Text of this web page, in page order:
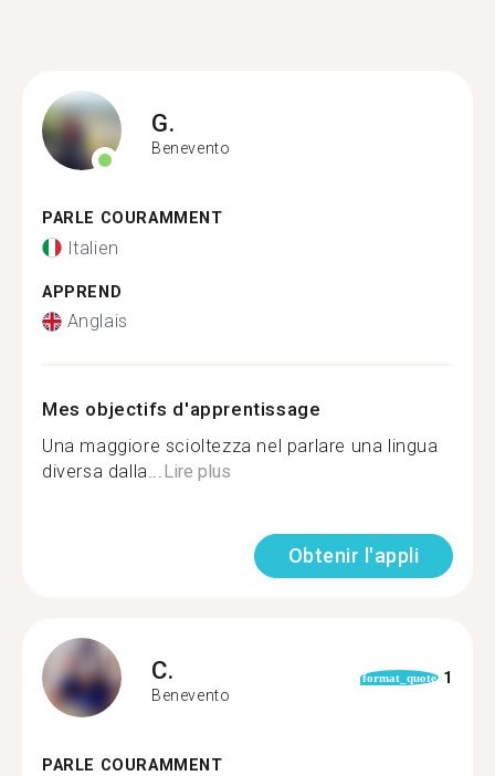
G.
Benevento
PARLE COURAMMENT
Italien
APPREND
Anglais
Mes objectifs d'apprentissage
Una maggiore scioltezza nel parlare una lingua
diversa dalla...Lire plus
Obtenir l'appli
C.
Benevento
format_quote 1
PARLE COURAMMENT